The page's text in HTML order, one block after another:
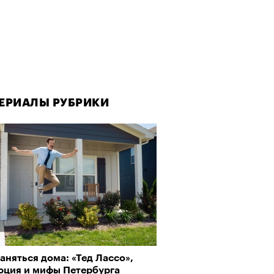
РУБРИКИ
дома: «Тед Лассо»,
и мифы Петербурга